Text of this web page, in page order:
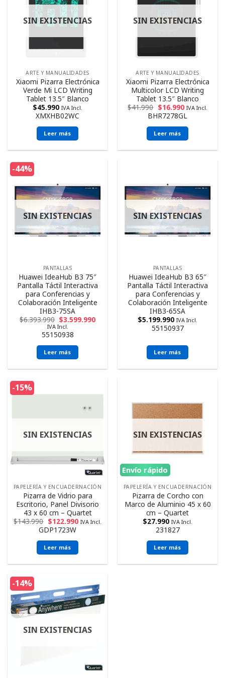
SIN EXISTENCIAS
ARTE Y MANUALIDADES
Xiaomi Pizarra Electrónica
Verde Mi LCD Writing
Tablet 13.5″ Blanco
$45.990 IVA Incl.
XMXHB02WC
Leer más
SIN EXISTENCIAS
ARTE Y MANUALIDADES
Xiaomi Pizarra Electrónica
Multicolor LCD Writing
Tablet 13.5″ Blanco
$41.990 $16.990 IVA Incl.
BHR7278GL
Leer más
-44%
SIN EXISTENCIAS
PANTALLAS
Huawei IdeaHub B3 75″
Pantalla Táctil Interactiva
para Conferencias y
Colaboración Inteligente
IHB3-75SA
$6.393.990 $3.599.990
IVA Incl.
55150938
Leer más
SIN EXISTENCIAS
PANTALLAS
Huawei IdeaHub B3 65″
Pantalla Táctil Interactiva
para Conferencias y
Colaboración Inteligente
IHB3-65SA
$5.199.990 IVA Incl.
55150937
Leer más
-15%
SIN EXISTENCIAS
PAPELERÍA Y ENCUADERNACIÓN
Pizarra de Vidrio para
Escritorio, Panel Divisorio
43 x 60 cm – Quartet
$143.990 $122.990 IVA Incl.
GDP1723W
Leer más
Envío rápido
SIN EXISTENCIAS
PAPELERÍA Y ENCUADERNACIÓN
Pizarra de Corcho con
Marco de Aluminio 45 x 60
cm – Quartet
$27.990 IVA Incl.
231827
Leer más
-14%
SIN EXISTENCIAS